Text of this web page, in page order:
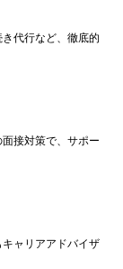
代行など、徹底的
接対策で、サポー
ャリアアドバイザ